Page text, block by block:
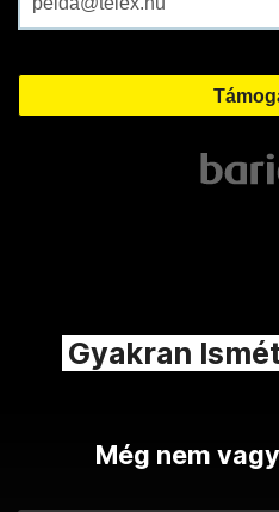
Gyakran
Még nem